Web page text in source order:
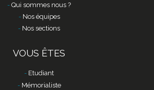
Qui sommes nous ?
Nos équipes
Nos sections
VOUS ÊTES
Etudiant
Mémorialiste